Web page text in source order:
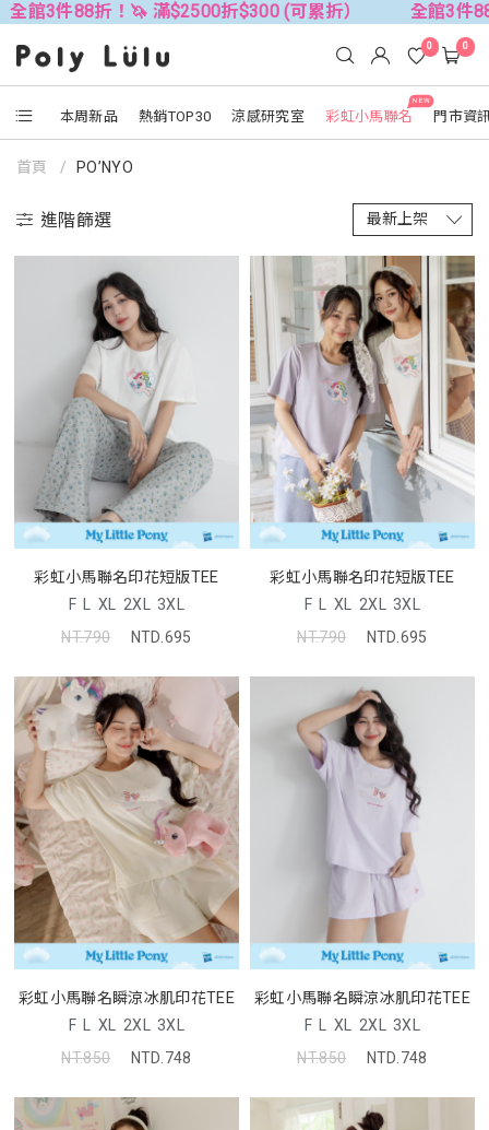
！🦄 滿$2500折$300 (可累折） 全館3件88折！🦄
本周新品 熱銷TOP30 涼感研究室
NEW
彩虹小馬聯名 門市資
0 0
首頁 PO’NYO
進階篩選
彩虹小馬聯名印花短版TEE
F L XL 2XL 3XL
NT.790
NTD.695
彩虹小馬聯名印花短版TEE
F L XL 2XL 3XL
NT.790
NTD.695
彩虹小馬聯名瞬涼冰肌印花TEE
F L XL 2XL 3XL
NT.850
NTD.748
彩虹小馬聯名瞬涼冰肌印花TEE
F L XL 2XL 3XL
NT.850
NTD.748